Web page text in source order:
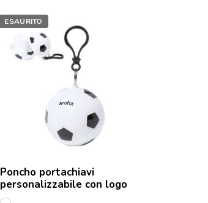
ESAURITO
Poncho portachiavi
personalizzabile con logo